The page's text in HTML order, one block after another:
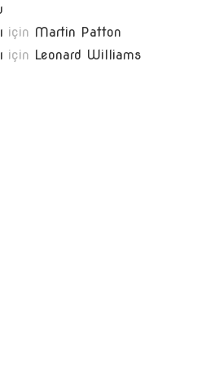
için Martin Patton
için Leonard Williams